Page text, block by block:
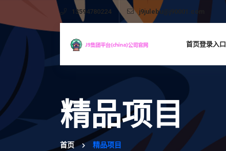
13594780224 j9julebu@j90001.com
首页登录入口
精品项目
首页 精品项目